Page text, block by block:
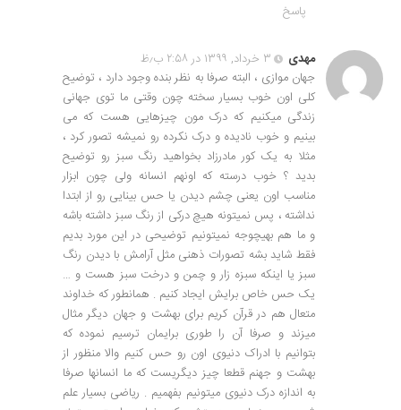
پاسخ
مهدی
۳ خرداد, ۱۳۹۹ در ۲:۵۸ ب٫ظ
جهان موازی ، البته صرفا به نظر بنده وجود دارد ، توضیح
کلی اون خوب بسیار سخته چون وقتی ما توی جهانی
زندگی میکنیم که درک مون چیزهایی هست که می
بینیم و خوب نادیده و درک نکرده رو نمیشه تصور کرد ،
مثلا به یک کور مادرزاد بخواهید رنگ سبز رو توضیح
بدید ؟ خوب درسته که اونهم انسانه ولی چون ابزار
مناسب اون یعنی چشم دیدن یا حس بینایی رو از ابتدا
نداشته ، پس نمیتونه هیچ درکی از رنگ سبز داشته باشه
و ما هم بهیچوجه نمیتونیم توضیحی در این مورد بدیم
فقط شاید بشه تصورات ذهنی مثل آرامش با دیدن رنگ
سبز یا اینکه سبزه زار و چمن و درخت سبز هست و …
یک حس خاص برایش ایجاد کنیم . همانطور که خداوند
متعال هم در قرآن کریم برای بهشت و جهان دیگر مثال
میزند و صرفا آن را طوری برایمان ترسیم نموده که
بتوانیم با ادراک دنیوی اون رو حس کنیم والا منظور از
بهشت و جهنم قطعا چیز دیگریست که ما انسانها صرفا
به اندازه درک دنیوی میتونیم بفهمیم . ریاضی بسیار علم